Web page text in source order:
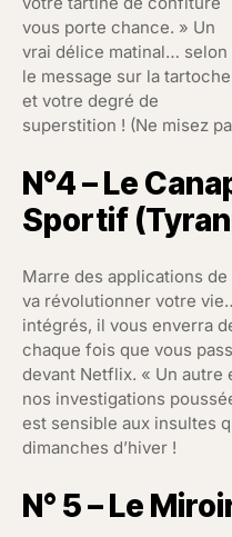
vous porte chance. » Un
vrai délice matinal… selon
le message sur la tartoche
et votre degré de
superstition ! (Ne misez
N°4 – Le
Sportif
Marre des applications
va révolutionner votre
intégrés, il vous enverra
chaque fois que vous
devant Netflix. « Un autre
nos investigations
est sensible aux insultes
dimanches d’hiver !
N° 5 – Le